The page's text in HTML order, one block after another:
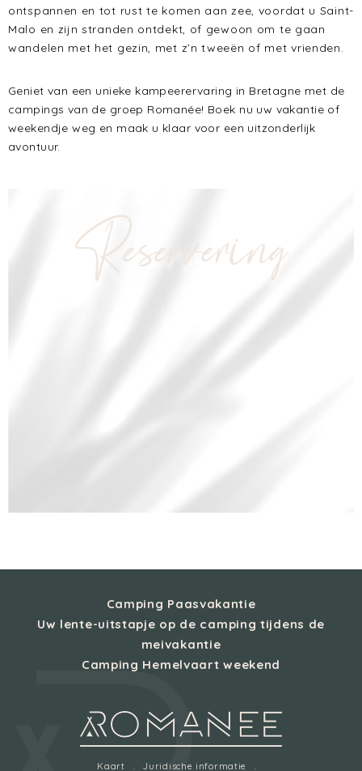
ontspannen en tot rust te komen aan zee, voordat u Saint-
Malo en zijn stranden ontdekt, of gewoon om te gaan
wandelen met het gezin, met z’n tweeën of met vrienden.
Geniet van een unieke kampeerervaring in Bretagne met de
campings van de groep Romanée! Boek nu uw vakantie of
weekendje weg en maak u klaar voor een uitzonderlijk
avontuur.
Reservering
Camping Paasvakantie
Uw lente-uitstapje op de camping tijdens de
meivakantie
Camping Hemelvaart weekend
Kaart Juridische informatie